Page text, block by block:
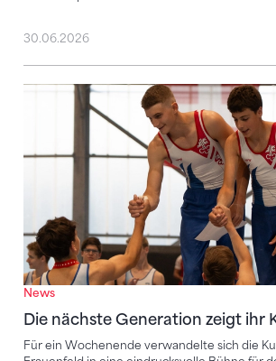
30.06.2026
News
Die nächste Generation zeigt ihr
Für ein Wochenende verwandelte sich die
Die nächste Generation zeigt ihr